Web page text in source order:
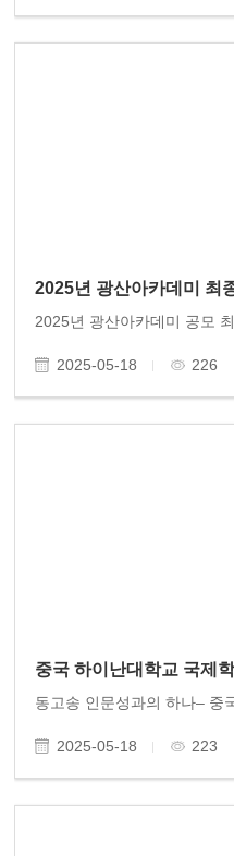
2025년 광산아카데미 최
2025-05-18 226
중국 하이난대학교 국제
2025-05-18 223